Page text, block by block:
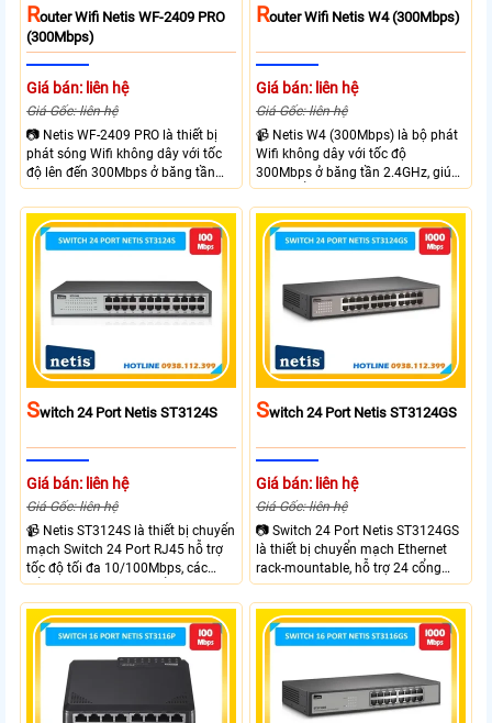
ROuter Wifi Netis WF-2409 PRO
(300Mbps)
Giá bán: liên hệ
Giá Gốc: liên hệ
📷 Netis WF-2409 PRO là thiết bị
phát sóng Wifi không dây với tốc
độ lên đến 300Mbps ở băng tần
2.4GHz, đáp ứng nhu cầu kết nối
ổn định cho gia đình. Router wifi
hỗ trợ 3 ăng-ten 5dBi, đảm bảo
phủ sóng rộng và cung cấp tín
động như AP, WDS, Repeater, và
Multi-SSID
ROuter Wifi Netis W4 (300Mbps)
Giá bán: liên hệ
Giá Gốc: liên hệ
📹 Netis W4 (300Mbps) là bộ phát
Wifi không dây với tốc độ
300Mbps ở băng tần 2.4GHz, giúp
kết nối ổn định và nhanh chóng
cho các nhu cầu sử dụng internet
hàng ngày. Router wifi sở hữu 4
ăng-ten 5dBi mạnh mẽ, hỗ trợ
WDS, Repeater và Multi-SSID,tối đa
15-20 người dùng kết nối cùng lúc.
SWitch 24 Port Netis ST3124S
Giá bán: liên hệ
Giá Gốc: liên hệ
📹 Netis ST3124S là thiết bị chuyển
mạch Switch 24 Port RJ45 hỗ trợ
tốc độ tối đa 10/100Mbps, các
cổng đáp ứng tiêu chuẩn IEEE
802.3, IEEE 802.3u và IEEE
802.3az. Switch có bộ nhớ lưu trữ
MAC lên đến 8K và khả năng
chuyển mạch 4.8Gbps, đảm bảo
kết nối ổn định và hiệu quả cao.
SWitch 24 Port Netis ST3124GS
Giá bán: liên hệ
Giá Gốc: liên hệ
📷 Switch 24 Port Netis ST3124GS
là thiết bị chuyển mạch Ethernet
rack-mountable, hỗ trợ 24 cổng
10/100/1000M RJ45 với tốc độ
Gigabit. Thiết bị có bộ nhớ lưu trữ
MAC lên tới 16K và khả năng
chuyển mạch 48Gbps, Netis
nối mạng tốc độ cao, ổn định